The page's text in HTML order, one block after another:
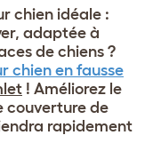
chien idéale :
adaptée à
de chiens ?
chien en fausse
! Améliorez le
couverture de
rapidement